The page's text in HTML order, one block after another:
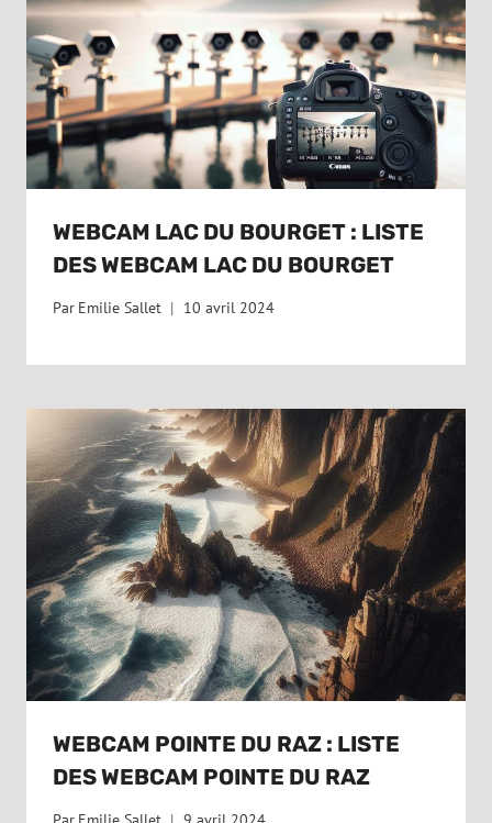
WEBCAM LAC DU BOURGET : LISTE
DES WEBCAM LAC DU BOURGET
Par Emilie Sallet 10 avril 2024
WEBCAM POINTE DU RAZ : LISTE
DES WEBCAM POINTE DU RAZ